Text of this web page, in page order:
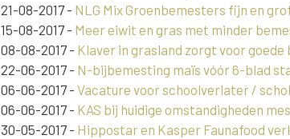
21-08-2017 - NLG Mix Groenbemesters fijn en
15-08-2017 - Meer eiwit en gras met minder
08-08-2017 - Klaver in grasland zorgt voor goede
22-06-2017 - N-bijbemesting maïs vóór 6-blad
06-06-2017 - Vacature voor schoolverlater /
06-06-2017 - KAS bij huidige omstandigheden
30-05-2017 - Hippostar en Kasper Faunafood